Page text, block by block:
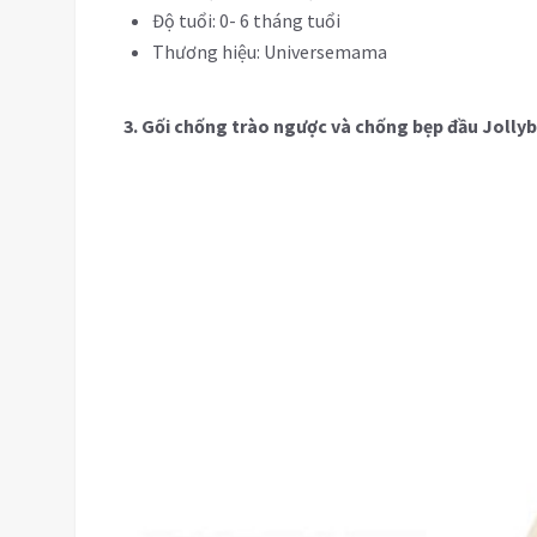
Độ tuổi: 0- 6 tháng tuổi
Thương hiệu: Universemama
3. Gối chống trào ngược và chống bẹp đầu